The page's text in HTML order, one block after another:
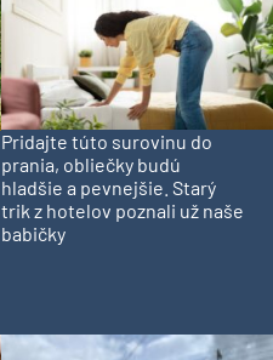
Pridajte túto surovinu do
prania, obliečky budú
hladšie a pevnejšie. Starý
trik z hotelov poznali už naše
babičky